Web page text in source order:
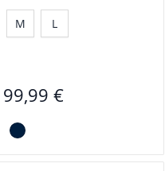
M L
99,99 €